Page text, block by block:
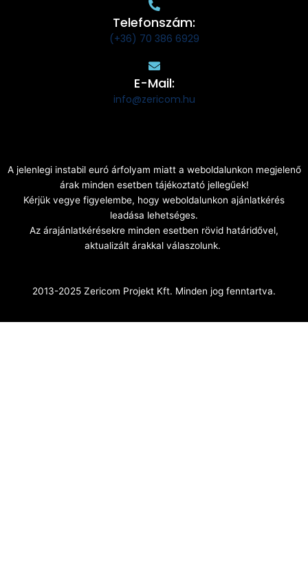
Telefonszám:
(+36) 70 386 6929
E-Mail:
info@zericom.hu
A jelenlegi instabil euró árfolyam miatt a weboldalunkon megjelenő
árak minden esetben tájékoztató jellegűek!
Kérjük vegye figyelembe, hogy weboldalunkon ajánlatkérés
leadása lehetséges.
Az árajánlatkérésekre minden esetben rövid határidővel,
aktualizált árakkal válaszolunk.
2013-2025 Zericom Projekt Kft. Minden jog fenntartva.